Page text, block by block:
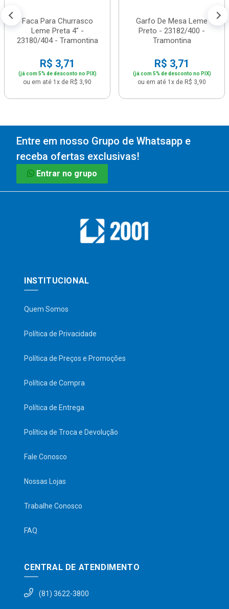
Faca Para Churrasco
Leme Preta 4" -
23180/404 - Tramontina
R$ 3,71
(já com 5% de desconto no PIX)
ou em até 1x de R$ 3,90
Garfo De Mesa Leme
Preto - 23182/400 -
Tramontina
R$ 3,71
(já com 5% de desconto no PIX)
ou em até 1x de R$ 3,90
Entre em nosso Grupo de Whatsapp e
receba ofertas exclusivas!
Entrar no grupo
INSTITUCIONAL
Quem Somos
Política de Privacidade
Política de Preços e Promoções
Política de Compra
Política de Entrega
Política de Troca e Devolução
Fale Conosco
Nossas Lojas
Trabalhe Conosco
FAQ
CENTRAL DE ATENDIMENTO
(81) 3622-3800